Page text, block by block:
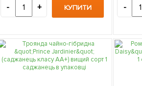
- + КУПИТИ
в-